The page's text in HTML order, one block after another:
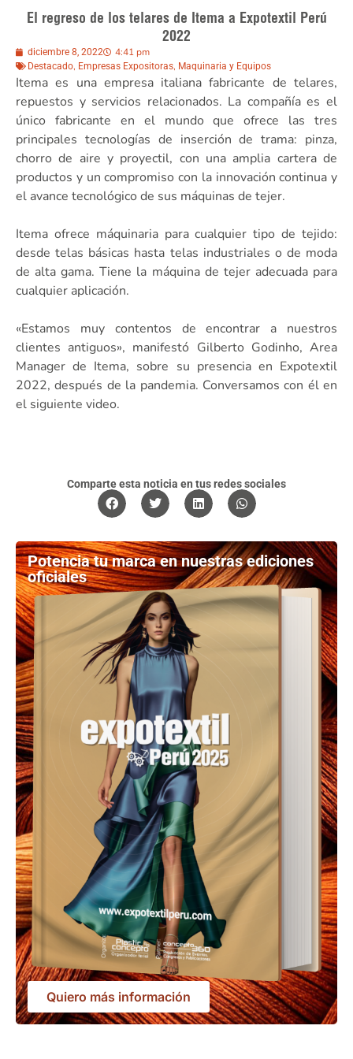
El regreso de los telares de Itema a Expotextil Perú
2022
diciembre 8, 2022 4:41 pm
Destacado, Empresas Expositoras, Maquinaria y Equipos
Itema es una empresa italiana fabricante de telares,
repuestos y servicios relacionados. La compañía es el
único fabricante en el mundo que ofrece las tres
principales tecnologías de inserción de trama: pinza,
chorro de aire y proyectil, con una amplia cartera de
productos y un compromiso con la innovación continua y
el avance tecnológico de sus máquinas de tejer.
Itema ofrece máquinaria para cualquier tipo de tejido:
desde telas básicas hasta telas industriales o de moda
de alta gama. Tiene la máquina de tejer adecuada para
cualquier aplicación.
«Estamos muy contentos de encontrar a nuestros
clientes antiguos», manifestó Gilberto Godinho, Area
Manager de Itema, sobre su presencia en Expotextil
2022, después de la pandemia. Conversamos con él en
el siguiente video.
Comparte esta noticia en tus redes sociales
Potencia tu marca en nuestras ediciones
oficiales
Quiero más información